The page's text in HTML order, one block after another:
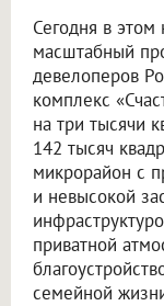
Сегодня в этом
масштабный
девелоперов
комплекс
на три тысячи
142 тысяч
микрорайон с
и невысокой
приватной
семейной